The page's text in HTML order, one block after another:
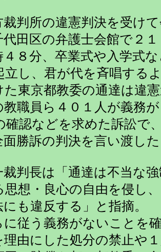
判所の違憲判決を受け
代田区の弁護士会館で２１
４８分、卒業式や入学式
立し、君が代を斉唱する
た東京都教委の通達は違
教職員ら４０１人が義務が
確認などを求めた訴訟で
面勝訴の判決を言い渡し
判長は「通達は不当な
想・良心の自由を侵し、
も違反する」と指摘。
従う義務がないことを
理由にした処分の禁止や